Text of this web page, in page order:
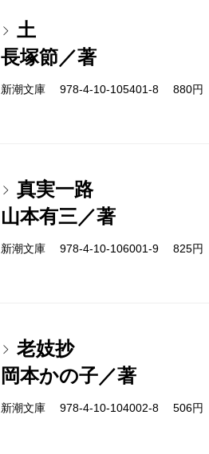
土
長塚節／著
新潮文庫 978-4-10-105401-8 880円
真実一路
山本有三／著
新潮文庫 978-4-10-106001-9 825円
老妓抄
岡本かの子／著
新潮文庫 978-4-10-104002-8 506円